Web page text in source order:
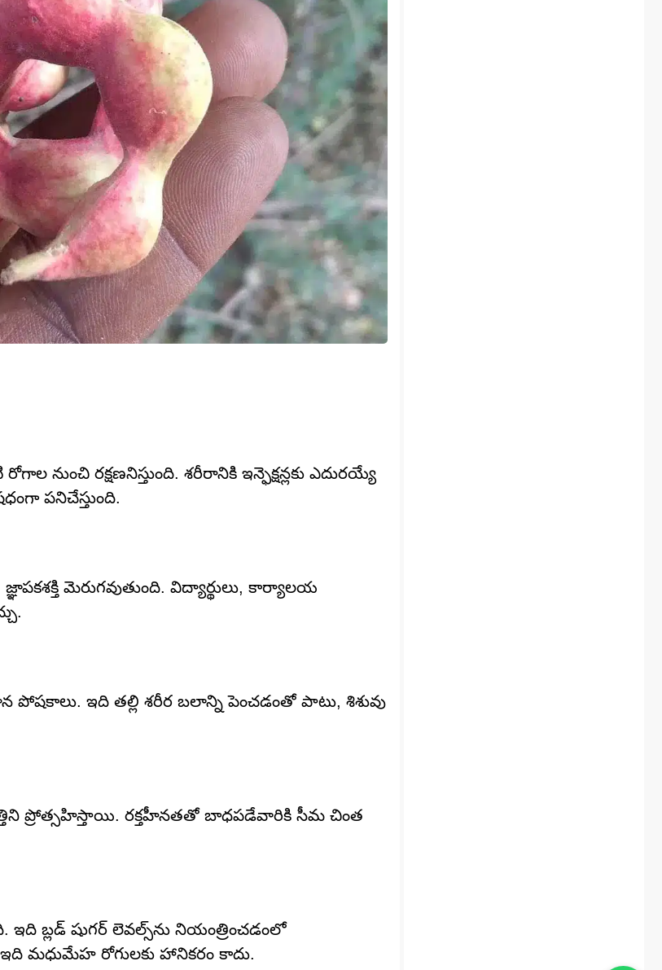
రక్షణనిస్తుంది. శరీరానికి ఇన్ఫెక్షన్లకు ఎదురయ్యే
పనిచేస్తుంది.
మెరుగవుతుంది. విద్యార్థులు, కార్యాలయ
ఇది తల్లి శరీర బలాన్ని పెంచడంతో పాటు, శిశువు
ప్రోత్సహిస్తాయి. రక్తహీనతతో బాధపడేవారికి సీమ చింత
బ్లడ్ షుగర్ లెవల్స్‌ను నియంత్రించడంలో
ఇది మధుమేహ రోగులకు హానికరం కాదు.